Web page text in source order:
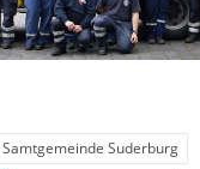
Samtgemeinde Suderburg